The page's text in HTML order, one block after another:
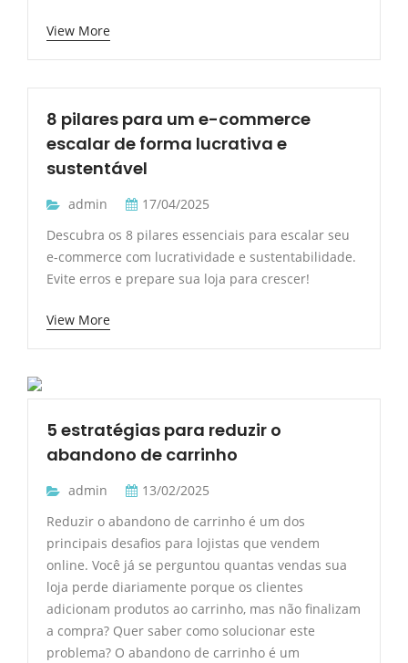
View More
8 pilares para um e-commerce
escalar de forma lucrativa e
sustentável
admin
17/04/2025
Descubra os 8 pilares essenciais para escalar seu
e-commerce com lucratividade e sustentabilidade.
Evite erros e prepare sua loja para crescer!
View More
5 estratégias para reduzir o
abandono de carrinho
admin
13/02/2025
Reduzir o abandono de carrinho é um dos
principais desafios para lojistas que vendem
online. Você já se perguntou quantas vendas sua
loja perde diariamente porque os clientes
adicionam produtos ao carrinho, mas não finalizam
a compra? Quer saber como solucionar este
problema? O abandono de carrinho é um